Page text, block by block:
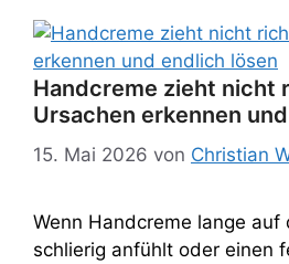
Handcreme zieht nicht
Ursachen erkennen
15. Mai 2026 von Christian
Wenn Handcreme lange
schlierig anfühlt oder einen